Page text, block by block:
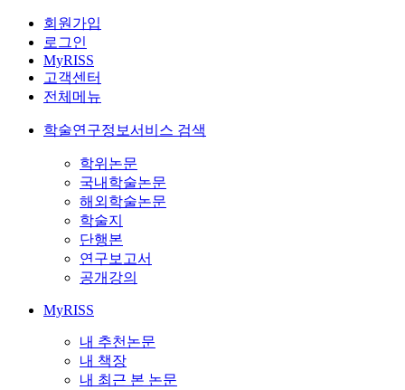
회원가입
로그인
MyRISS
고객센터
전체메뉴
학술연구정보서비스 검색
학위논문
국내학술논문
해외학술논문
학술지
단행본
연구보고서
공개강의
MyRISS
내 추천논문
내 책장
내 최근 본 논문